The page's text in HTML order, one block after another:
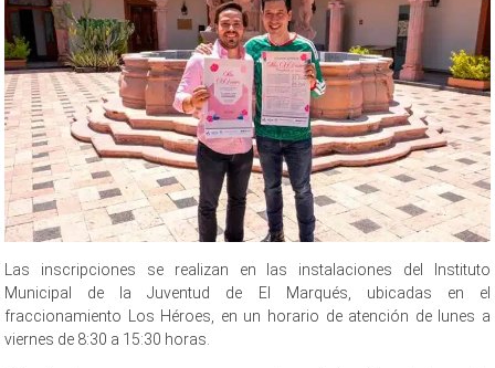
Las inscripciones se realizan en las instalaciones del Instituto
Municipal de la Juventud de El Marqués, ubicadas en el
fraccionamiento Los Héroes, en un horario de atención de lunes a
viernes de 8:30 a 15:30 horas.